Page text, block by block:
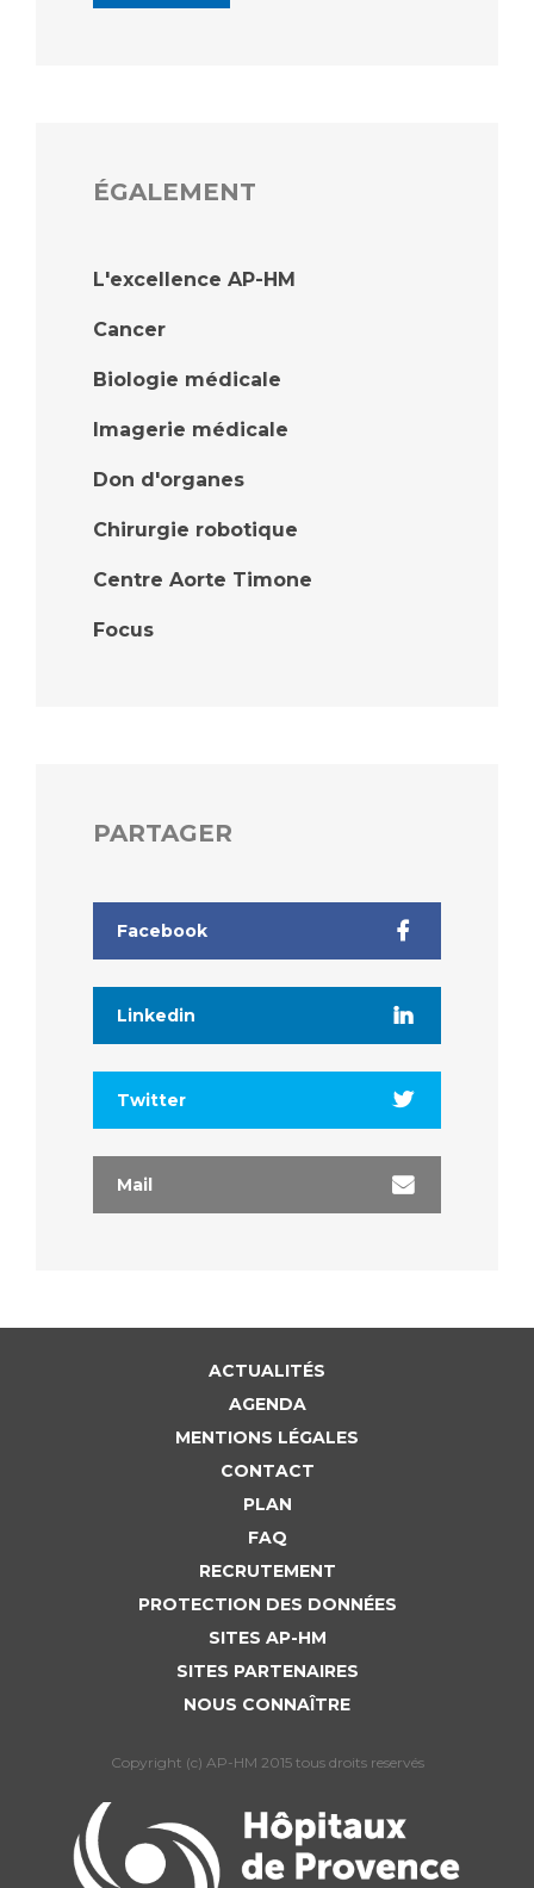
ÉGALEMENT
L'excellence AP-HM
Cancer
Biologie médicale
Imagerie médicale
Don d'organes
Chirurgie robotique
Centre Aorte Timone
Focus
PARTAGER
Facebook
Linkedin
Twitter
Mail
ACTUALITÉS
AGENDA
MENTIONS LÉGALES
CONTACT
PLAN
FAQ
RECRUTEMENT
PROTECTION DES DONNÉES
SITES AP-HM
SITES PARTENAIRES
NOUS CONNAÎTRE
Copyright (c) AP-HM 2015 tous droits reservés